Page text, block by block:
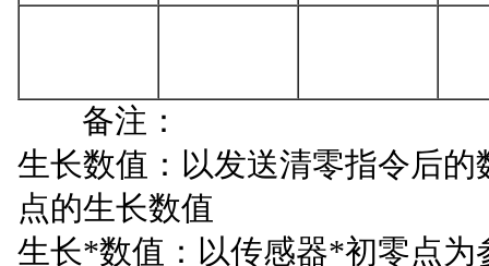
备注：
生长数值：以发送清零指令后的
点的生长数值
生长*数值：以传感器*初零点为